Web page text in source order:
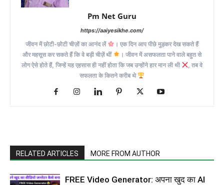
Pm Net Guru
https://aaiyesikhe.com/
जीवन में छोटी-छोटी चीज़ों का आनंद लें
। एक दिन आप पीछे मुड़कर देख सकते हैं
और महसूस कर सकते हैं कि वे बड़ी चीज़ें थीं
। जीवन में असफलता पाने वाले बहुत से
लोग ऐसे होते हैं, जिन्हें यह एहसास ही नहीं होता कि जब उन्होंने हार मान ली थी
, तब वे
सफलता के कितने करीब थे
RELATED ARTICLES MORE FROM AUTHOR
FREE Video Generator: अपना खुद का AI